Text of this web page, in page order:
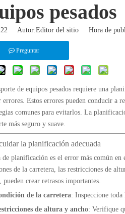
pesados
Autor:Editor del sitio Hora de
Preguntar
de equipos pesados requiere una
errores. Estos errores pueden conducir a
comunes para evitarlos. La
más seguro y suave.
la planificación adecuada
planificación es el error más común en
de la carretera, las restricciones de
pueden crear retrasos importantes.
de la carretera: Inspeccione toda
de altura y ancho: Verifique